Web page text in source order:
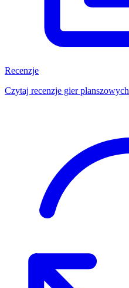
Recenzje
Czytaj recenzje gier planszowych